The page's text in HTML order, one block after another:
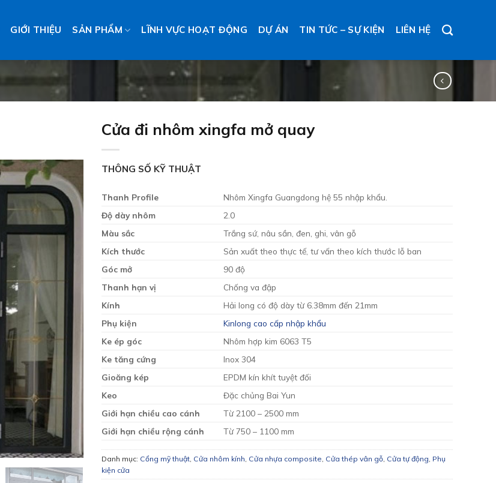
GIỚI THIỆU SẢN PHẨM LĨNH VỰC HOẠT ĐỘNG DỰ ÁN TIN TỨC – SỰ KIỆN LIÊN HỆ
Add to wishlist
Cửa đi nhôm xingfa mở quay
THÔNG SỐ KỸ THUẬT
Thanh Profile
Nhôm Xingfa Guangdong hệ 55 nhập khẩu.
Độ dày nhôm
2.0
Màu sắc
Trắng sứ, nâu sần, đen, ghi, vân gỗ
Kích thước
Sản xuất theo thực tế, tư vấn theo kích thước lỗ ban
Góc mở
90 độ
Thanh hạn vị
Chống va đập
Kính
Hải long có độ dày từ 6.38mm đến 21mm
Phụ kiện
Kinlong cao cấp nhập khẩu
Ke ép góc
Nhôm hợp kim 6063 T5
Ke tăng cứng
Inox 304
Gioăng kép
EPDM kín khít tuyệt đối
Keo
Đặc chủng Bai Yun
Giới hạn chiều cao cánh
Từ 2100 – 2500 mm
Giới hạn chiều rộng cánh
Từ 750 – 1100 mm
Danh mục: Cổng mỹ thuật, Cửa nhôm kính, Cửa nhựa composite, Cửa thép vân gỗ, Cửa tự động, Phụ
kiện cửa